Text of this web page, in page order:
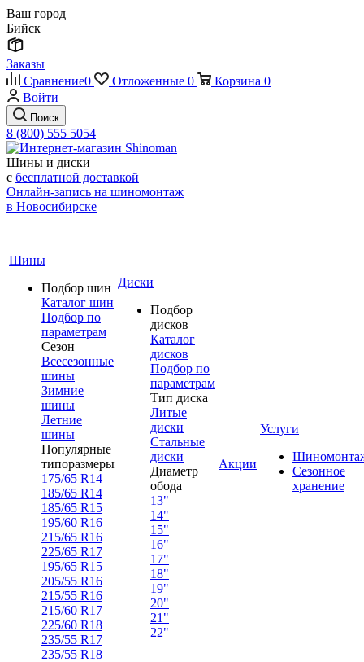
Ваш город
Бийск
Заказы
Сравнение0 Отложенные 0 Корзина 0
Войти
Поиск
8 (800) 555 5054
Шины и диски
с бесплатной доставкой
Онлайн-запись на шиномонтаж
в Новосибирске
Шины
Подбор шин
Каталог шин
Подбор по
параметрам
Сезон
Всесезонные
шины
Зимние
шины
Летние
шины
Популярные
типоразмеры
175/65 R14
185/65 R14
185/65 R15
195/60 R16
215/65 R16
225/65 R17
195/65 R15
205/55 R16
215/55 R16
215/60 R17
225/60 R18
235/55 R17
235/55 R18
Диски
Подбор
дисков
Каталог
дисков
Подбор по
параметрам
Тип диска
Литые
диски
Стальные
диски
Диаметр
обода
13"
14"
15"
16"
17"
18"
19"
20"
21"
22"
Акции
Услуги
Сезонное
хранение